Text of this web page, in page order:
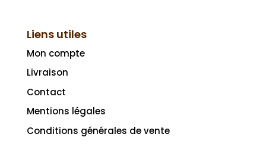
Liens utiles
Mon compte
Livraison
Contact
Mentions légales
Conditions générales de vente